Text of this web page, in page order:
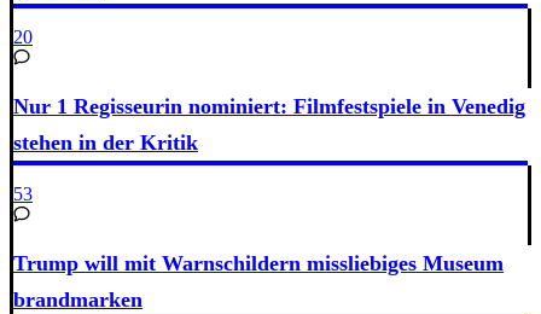
20
Nur 1 Regisseurin nominiert: Filmfestspiele in Venedig
stehen in der Kritik
53
Trump will mit Warnschildern missliebiges Museum
brandmarken